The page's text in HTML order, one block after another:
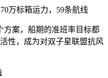
万标箱运力，59条航线
方案，船期的准班率目标都
性，成为对双子星联盟抗风